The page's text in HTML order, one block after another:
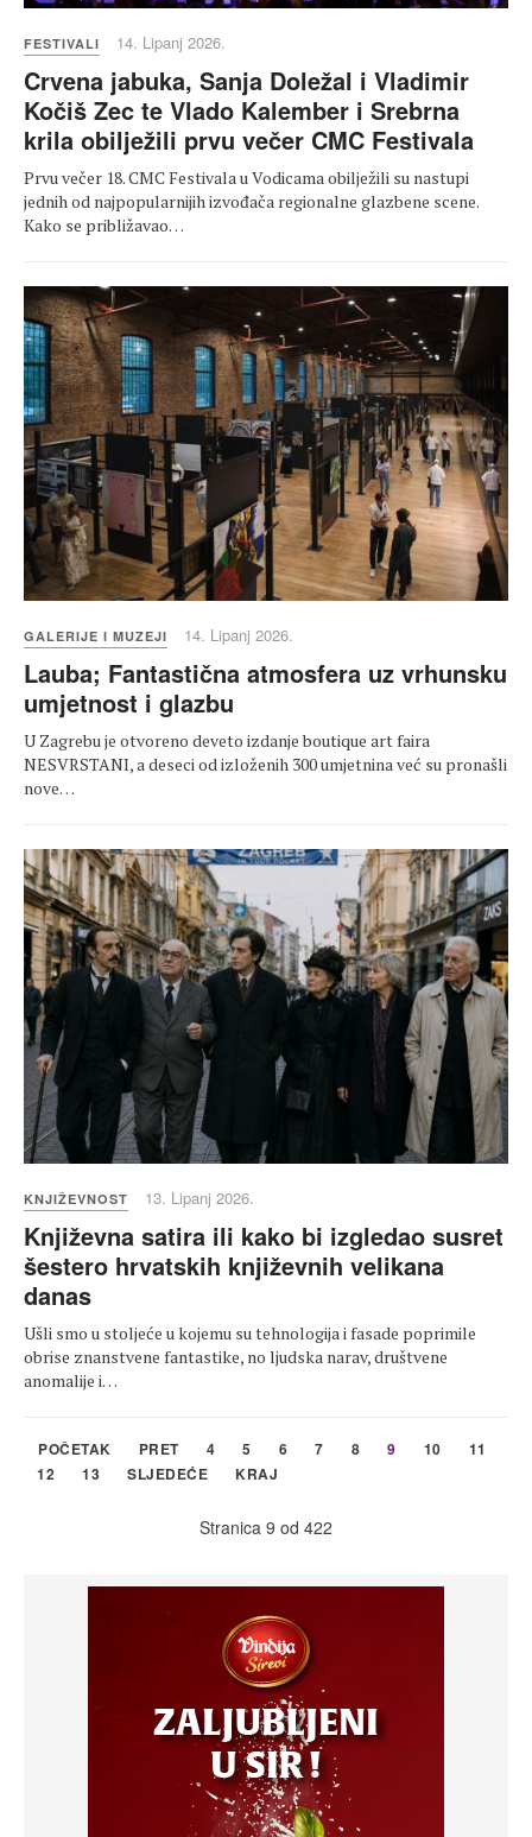
FESTIVALI 14. Lipanj 2026.
Crvena jabuka, Sanja Doležal i Vladimir
Kočiš Zec te Vlado Kalember i Srebrna
krila obilježili prvu večer CMC Festivala
Prvu večer 18. CMC Festivala u Vodicama obilježili su nastupi
jednih od najpopularnijih izvođača regionalne glazbene scene.
Kako se približavao…
GALERIJE I MUZEJI 14. Lipanj 2026.
Lauba; Fantastična atmosfera uz vrhunsku
umjetnost i glazbu
U Zagrebu je otvoreno deveto izdanje boutique art faira
NESVRSTANI, a deseci od izloženih 300 umjetnina već su pronašli
nove…
KNJIŽEVNOST 13. Lipanj 2026.
Književna satira ili kako bi izgledao susret
šestero hrvatskih književnih velikana
danas
Ušli smo u stoljeće u kojemu su tehnologija i fasade poprimile
obrise znanstvene fantastike, no ljudska narav, društvene
anomalije i…
POČETAK PRET 4 5 6 7 8 9 10
11
12
13 SLJEDEĆE KRAJ
Stranica 9 od 422